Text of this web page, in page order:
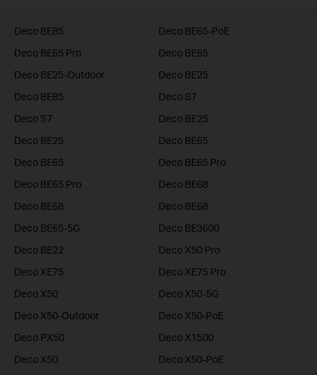
Deco BE85
Deco BE65-PoE
Deco BE65 Pro
Deco BE65
Deco BE25-Outdoor
Deco BE25
Deco BE85
Deco S7
Deco S7
Deco BE25
Deco BE25
Deco BE65
Deco BE65
Deco BE65 Pro
Deco BE65 Pro
Deco BE68
Deco BE68
Deco BE68
Deco BE65-5G
Deco BE3600
Deco BE22
Deco X50 Pro
Deco XE75
Deco XE75 Pro
Deco X50
Deco X50-5G
Deco X50-Outdoor
Deco X50-PoE
Deco PX50
Deco X1500
Deco X50
Deco X50-PoE